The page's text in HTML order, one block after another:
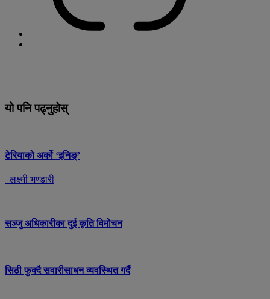
यो पनि पढ्नुहोस्
टेरियाको अर्को ‘इनिङ्’
लक्ष्मी भण्डारी
सञ्जु अधिकारीका दुई कृति विमोचन
सिठी फुक्दै सवारीसाधन व्यवस्थित गर्दै